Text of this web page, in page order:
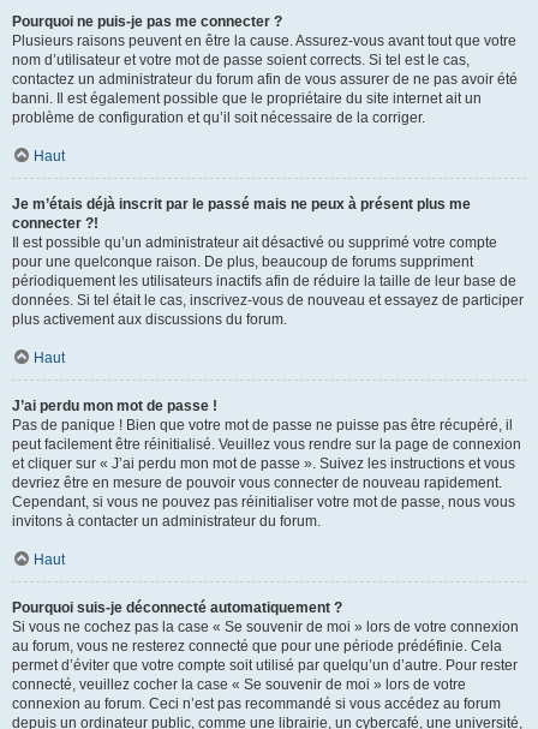
Pourquoi ne puis-je pas me connecter ?
Plusieurs raisons peuvent en être la cause. Assurez-vous avant tout que votre
nom d’utilisateur et votre mot de passe soient corrects. Si tel est le cas,
contactez un administrateur du forum afin de vous assurer de ne pas avoir été
banni. Il est également possible que le propriétaire du site internet ait un
problème de configuration et qu’il soit nécessaire de la corriger.
Haut
Je m’étais déjà inscrit par le passé mais ne peux à présent plus me
connecter ?!
Il est possible qu’un administrateur ait désactivé ou supprimé votre compte
pour une quelconque raison. De plus, beaucoup de forums suppriment
périodiquement les utilisateurs inactifs afin de réduire la taille de leur base de
données. Si tel était le cas, inscrivez-vous de nouveau et essayez de participer
plus activement aux discussions du forum.
Haut
J’ai perdu mon mot de passe !
Pas de panique ! Bien que votre mot de passe ne puisse pas être récupéré, il
peut facilement être réinitialisé. Veuillez vous rendre sur la page de connexion
et cliquer sur « J’ai perdu mon mot de passe ». Suivez les instructions et vous
devriez être en mesure de pouvoir vous connecter de nouveau rapidement.
Cependant, si vous ne pouvez pas réinitialiser votre mot de passe, nous vous
invitons à contacter un administrateur du forum.
Haut
Pourquoi suis-je déconnecté automatiquement ?
Si vous ne cochez pas la case « Se souvenir de moi » lors de votre connexion
au forum, vous ne resterez connecté que pour une période prédéfinie. Cela
permet d’éviter que votre compte soit utilisé par quelqu’un d’autre. Pour rester
connecté, veuillez cocher la case « Se souvenir de moi » lors de votre
connexion au forum. Ceci n’est pas recommandé si vous accédez au forum
depuis un ordinateur public, comme une librairie, un cybercafé, une université,